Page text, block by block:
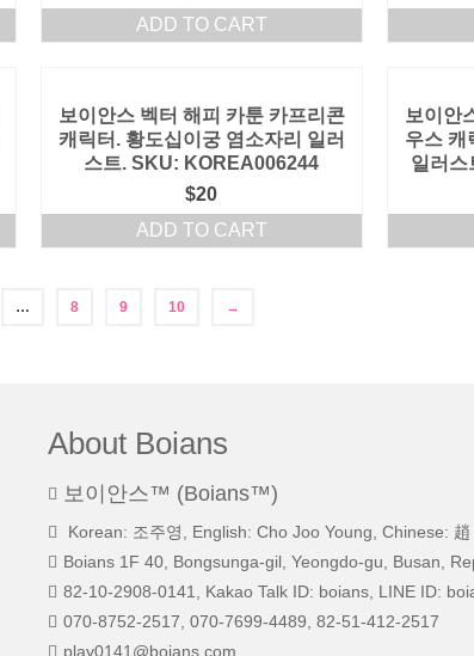
ADD TO CART
보이안스 벡터 해피 카툰 카프리콘
캐릭터. 황도십이궁 염소자리 일러
스트. SKU: KOREA006244
$20
ADD TO CART
보이안
우스 캐
일러
… 8 9 10 →
About Boians
보이안스™ (Boians™)
Korean: 조주영, English: Cho Joo Young, Chinese: 趙
Boians 1F 40, Bongsunga-gil, Yeongdo-gu, Busan,
82-10-2908-0141, Kakao Talk ID: boians, LINE ID:
070-8752-2517, 070-7699-4489, 82-51-412-2517
play0141@boians.com